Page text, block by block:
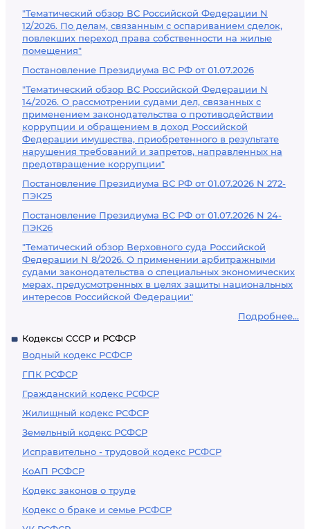
"Тематический обзор ВС Российской Федерации N
12/2026. По делам, связанным с оспариванием сделок,
повлекших переход права собственности на жилые
помещения"
Постановление Президиума ВС РФ от 01.07.2026
"Тематический обзор ВС Российской Федерации N
14/2026. О рассмотрении судами дел, связанных с
применением законодательства о противодействии
коррупции и обращением в доход Российской
Федерации имущества, приобретенного в результате
нарушения требований и запретов, направленных на
предотвращение коррупции"
Постановление Президиума ВС РФ от 01.07.2026 N 272-
ПЭК25
Постановление Президиума ВС РФ от 01.07.2026 N 24-
ПЭК26
"Тематический обзор Верховного суда Российской
Федерации N 8/2026. О применении арбитражными
судами законодательства о специальных экономических
мерах, предусмотренных в целях защиты национальных
интересов Российской Федерации"
Подробнее...
Кодексы СССР и РСФСР
Водный кодекс РСФСР
ГПК РСФСР
Гражданский кодекс РСФСР
Жилищный кодекс РСФСР
Земельный кодекс РСФСР
Исправительно - трудовой кодекс РСФСР
КоАП РСФСР
Кодекс законов о труде
Кодекс о браке и семье РСФСР